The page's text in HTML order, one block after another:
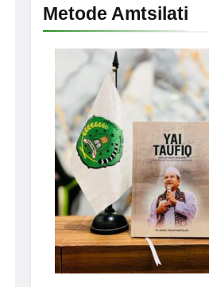
Metode Amtsilati